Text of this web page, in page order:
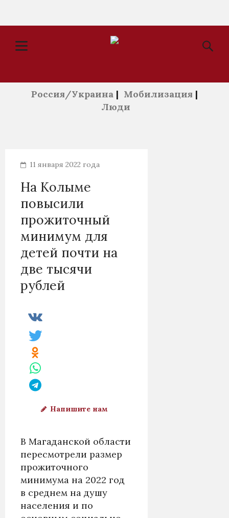
Россия/Украина | Мобилизация |
Люди
11 января 2022 года
На Колыме
повысили
прожиточный
минимум для
детей почти на
две тысячи
рублей
Напишите нам
В Магаданской области
пересмотрели размер
прожиточного
минимума на 2022 год
в среднем на душу
населения и по